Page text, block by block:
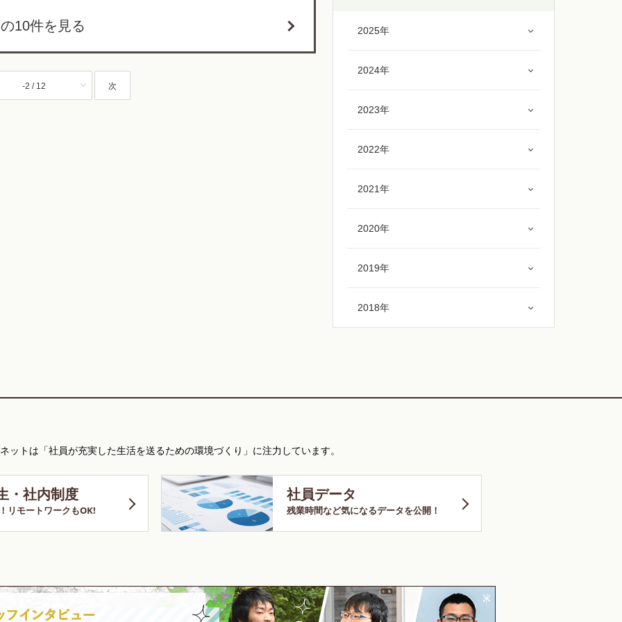
10件を見る
-2 / 12 次
2025年
2024年
2023年
2022年
2021年
2020年
2019年
2018年
ットは「社員が充実した生活を送るための環境づくり」に注力しています。
・社内制度
リモートワークもOK!
社員データ
残業時間など気になるデータを公開！